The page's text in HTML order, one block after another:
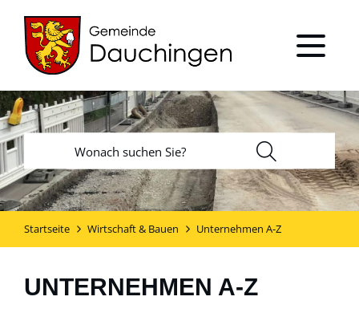
Startseite Wirtschaft & Bauen Unternehmen A-Z
UNTERNEHMEN A-Z